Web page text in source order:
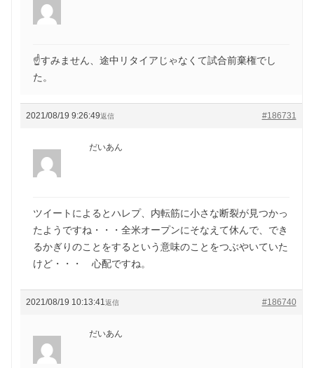
☝すみません、途中リタイアじゃなくて試合前棄権でし
た。
2021/08/19 9:26:49 #186731
返信
だいあん
ツイートによるとハレプ、内転筋に小さな断裂が見つかっ
たようですね・・・全米オープンにそなえて休んで、でき
るかぎりのことをするという意味のことをつぶやいていた
けど・・・ 心配ですね。
2021/08/19 10:13:41 #186740
返信
だいあん